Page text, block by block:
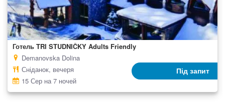
Готель TRI STUDNIČKY Adults Friendly
Під запит
Demanovska Dolina
Сніданок, вечеря
15 Сер на 7 ночей